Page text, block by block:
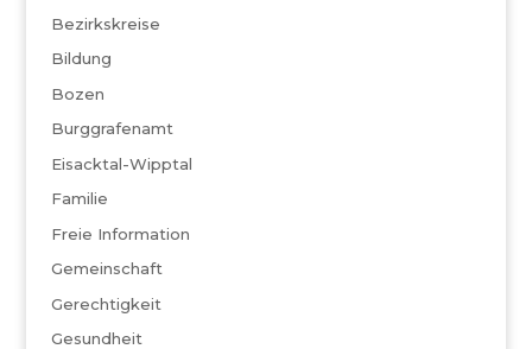
Bezirkskreise
Bildung
Bozen
Burggrafenamt
Eisacktal-Wipptal
Familie
Freie Information
Gemeinschaft
Gerechtigkeit
Gesundheit